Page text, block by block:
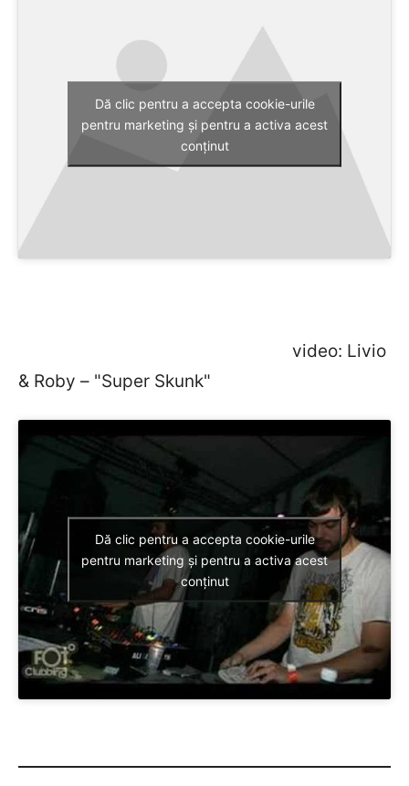
Dă clic pentru a accepta cookie-urile
pentru marketing și pentru a activa acest
conținut
video: Livio
& Roby – "Super Skunk"
Dă clic pentru a accepta cookie-urile
pentru marketing și pentru a activa acest
conținut